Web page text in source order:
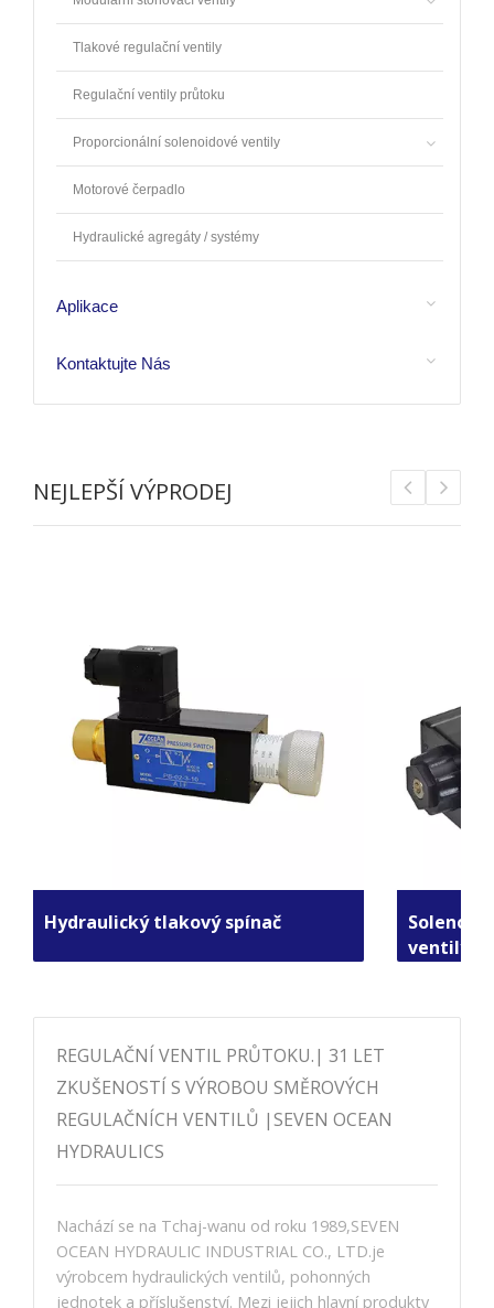
Tlakové regulační ventily
Regulační ventily průtoku
Proporcionální solenoidové ventily
Motorové čerpadlo
Hydraulické agregáty / systémy
Aplikace
Kontaktujte Nás
NEJLEPŠÍ VÝPRODEJ
Hydraulický tlakový spínač
ventily
REGULAČNÍ VENTIL PRŮTOKU.| 31 LET
ZKUŠENOSTÍ S VÝROBOU SMĚROVÝCH
REGULAČNÍCH VENTILŮ |SEVEN OCEAN
HYDRAULICS
Nachází se na Tchaj-wanu od roku 1989,SEVEN
OCEAN HYDRAULIC INDUSTRIAL CO., LTD.je
výrobcem hydraulických ventilů, pohonných
jednotek a příslušenství. Mezi jejich hlavní produkty